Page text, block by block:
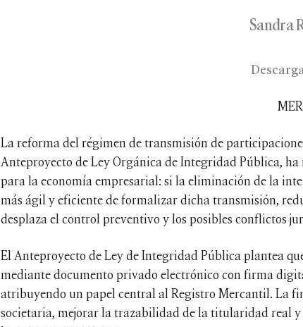
Sandra
La reforma del régimen de transmisión de
Anteproyecto de Ley Orgánica de Integridad Pública,
para la economía empresarial: si la eliminación de la
más ágil y eficiente de formalizar dicha transmisión,
desplaza el control preventivo y los posibles conflictos
El Anteproyecto de Ley de Integridad Pública plantea
mediante documento privado electrónico con firma
atribuyendo un papel central al Registro Mercantil. La
societaria, mejorar la trazabilidad de la titularidad real